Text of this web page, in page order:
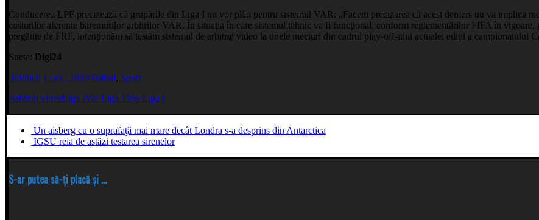
Conducerea LPF precizează că grupările din Liga I nu vor plăti pentru sistemul VAR: „Facem precizarea că acest demers nu va implica
costurilor aferente baremurilor arbitrilor VAR. În situaţia în care sistemul tehnic va fi funcţional, conform reglementărilor FIFA în vigoare,
pregătite de FRF, intenţionăm să testăm sistemul de arbitraj video la unele meciuri din cadrul play-off-ului actualei ediţii a campionatului
Sursa: Digi24
Răducu 1 oct., 2019 Fotbal, Sport
Arbitraj videoLiga IVar Liga 1Var Liga I
Un aisberg cu o suprafaţă mai mare decât Londra s-a desprins din Antarctica
IGSU reia de astăzi testarea sirenelor
S-ar putea să-ți placă și ...